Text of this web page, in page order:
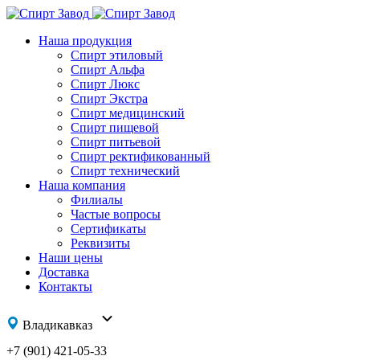
Наша продукция
Спирт этиловый
Спирт Альфа
Спирт Люкс
Спирт Экстра
Спирт медицинский
Спирт пищевой
Спирт питьевой
Спирт ректификованный
Спирт технический
Наша компания
Филиалы
Частые вопросы
Сертификаты
Реквизиты
Наши цены
Доставка
Контакты
Владикавказ
+7 (901) 421-05-33